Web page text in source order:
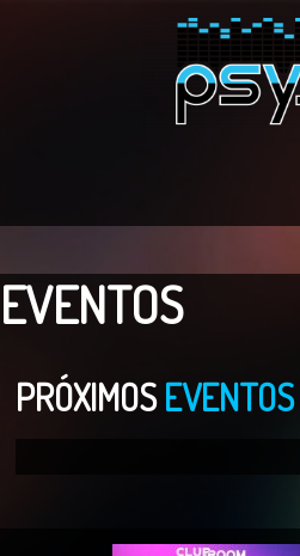
EVENTOS
PRÓXIMOSEVENTOS